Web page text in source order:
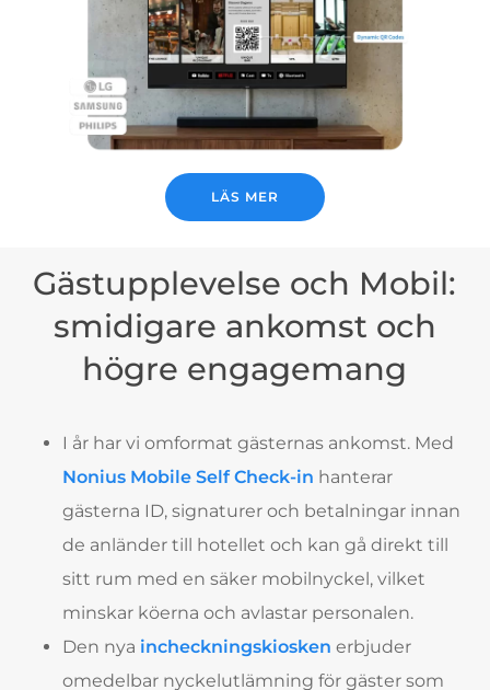
LÄS MER
Gästupplevelse och Mobil:
smidigare ankomst och
högre engagemang
I år har vi omformat gästernas ankomst. Med
Nonius Mobile Self Check-in hanterar
gästerna ID, signaturer och betalningar innan
de anländer till hotellet och kan gå direkt till
sitt rum med en säker mobilnyckel, vilket
minskar köerna och avlastar personalen.
Den nya incheckningskiosken erbjuder
omedelbar nyckelutlämning för gäster som